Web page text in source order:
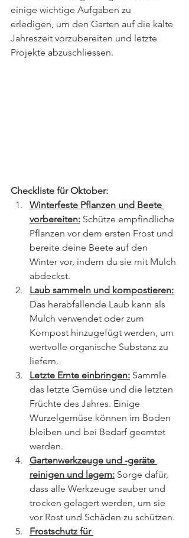
einige wichtige Aufgaben zu
erledigen, um den Garten auf die kalte
Jahreszeit vorzubereiten und letzte
Projekte abzuschliessen.
Checkliste für Oktober:
Winterfeste Pflanzen und Beete
vorbereiten: Schütze empfindliche
Pflanzen vor dem ersten Frost und
bereite deine Beete auf den
Winter vor, indem du sie mit Mulch
abdeckst.
Laub sammeln und kompostieren:
Das herabfallende Laub kann als
Mulch verwendet oder zum
Kompost hinzugefügt werden, um
wertvolle organische Substanz zu
liefern.
Letzte Ernte einbringen: Sammle
das letzte Gemüse und die letzten
Früchte des Jahres. Einige
Wurzelgemüse können im Boden
bleiben und bei Bedarf geerntet
werden.
Gartenwerkzeuge und -geräte
reinigen und lagern: Sorge dafür,
dass alle Werkzeuge sauber und
trocken gelagert werden, um sie
vor Rost und Schäden zu schützen.
Frostschutz für